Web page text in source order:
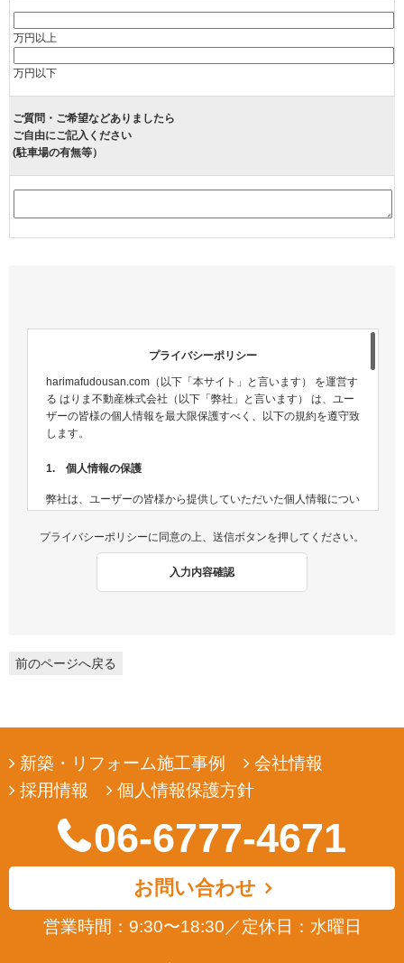
万円以上
万円以下
ご質問・ご希望などありましたら
ご自由にご記入ください
(駐車場の有無等）
プライバシーポリシー
harimafudousan.com（以下「本サイト」と言います） を運営す
る はりま不動産株式会社（以下「弊社」と言います） は、ユー
ザーの皆様の個人情報を最大限保護すべく、以下の規約を遵守致
します。
1. 個人情報の保護
弊社は、ユーザーの皆様から提供していただいた個人情報につい
ないよう、個人情報の適切な管理及び保護に努めます。
3. 個人情報の利用
4. 個人情報の開示
弊社は、ユーザーの皆様から提供していただいた個人情報を、正
当な理由のある場合を除き、その同意なくして第三者に開示若し
くは提供することはありません。また、その場合においても、正
当な理由がない限り、個人情報が第三者から更に開示、提供若し
くは漏洩されることのないよう努めます。
弊社は、ユーザーの皆様が提供された個人情報の確認、訂正など
プライバシーポリシーに同意の上、送信ボタンを押してください。
入力内容確認
前のページへ戻る
新築・リフォーム施工事例
会社情報
採用情報
個人情報保護方針
06-6777-4671
お問い合わせ
営業時間：9:30〜18:30 ／定休日：水曜日